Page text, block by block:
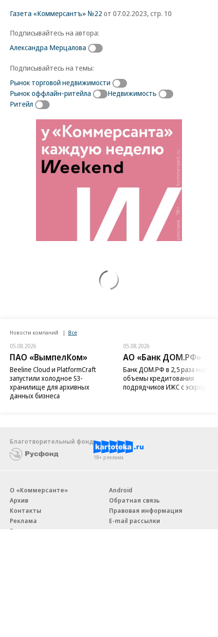
Газета «Коммерсантъ» №22 от 07.02.2023, стр. 10
Подписывайтесь на автора:
Александра Мерцалова
Подписывайтесь на темы:
Рынок торговой недвижимости
Рынок оффлайн-ритейла
Недвижимость
Ритейл
Новости компаний Все
05.08.2026
ПАО «ВымпелКом»
Beeline Cloud и PlatformCraft
запустили холодное S3-
хранилище для архивных
данных бизнеса
05.08.2026
АО «Банк ДОМ.РФ»
Банк ДОМ.РФ в 2,5 раза
объемы кредитования
подрядчиков ИЖС с эскроу
Благотворительный фонд
18+ реклама
О «Коммерсанте»
Архив
Контакты
Реклама
Вакансии
Android
Обратная связь
Правовая информация
E-mail рассылки